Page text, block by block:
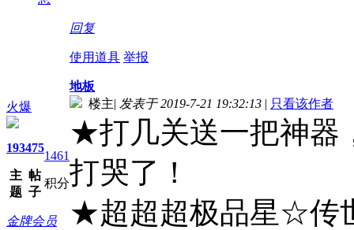
回复
使用道具 举报
火爆
193
主
题
475
帖
子
1461
积分
金牌会员
地板
楼主| 发表于 2019-7-21 19:32:13 | 只看该作者
★打几关送一把神器
打哭了！
★超超超极品星☆传